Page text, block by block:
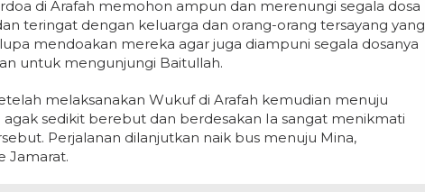
di Arafah memohon ampun dan merenungi segala dosa
teringat dengan keluarga dan orang-orang tersayang yang
mendoakan mereka agar juga diampuni segala dosanya
untuk mengunjungi Baitullah.
melaksanakan Wukuf di Arafah kemudian menuju
agak sedikit berebut dan berdesakan Ia sangat menikmati
Perjalanan dilanjutkan naik bus menuju Mina,
Jamarat.